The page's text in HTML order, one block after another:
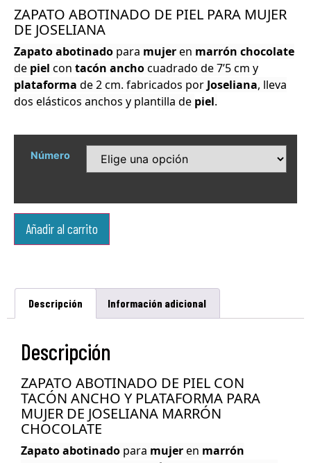
ZAPATO ABOTINADO DE PIEL PARA MUJER
DE JOSELIANA
Zapato abotinado para mujeren marrón chocolate
de piel con tacón anchocuadrado de 7’5 cm y
plataforma de 2 cm. fabricados por Joseliana, lleva
dos elásticos anchos y plantilla de piel.
Número
Añadir al carrito
Descripción Información adicional
Descripción
ZAPATO ABOTINADO DE PIEL CON
TACÓN ANCHO Y PLATAFORMA PARA
MUJER DE JOSELIANA MARRÓN
CHOCOLATE
Zapato abotinado para mujeren marrón